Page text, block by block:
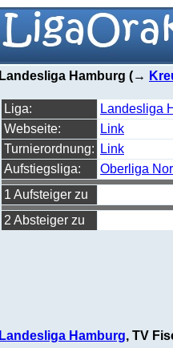
Landesliga Hamburg (→
Liga:
Landesliga
Webseite:
Link
Turnierordnung:
Link
Aufstiegsliga:
Oberliga
1 Aufsteiger zu
2 Absteiger zu
Landesliga Hamburg, TV